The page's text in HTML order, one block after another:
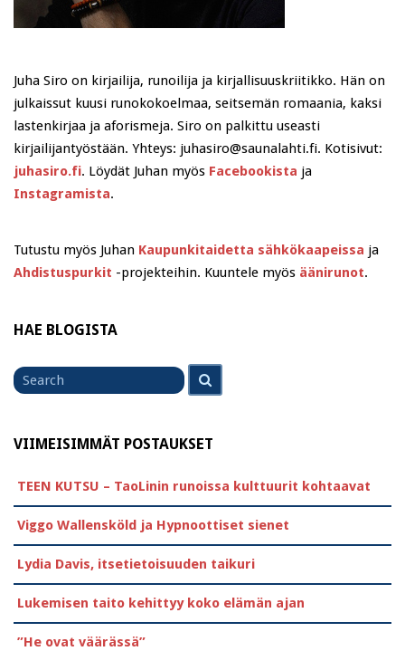
Juha Siro on kirjailija, runoilija ja kirjallisuuskriitikko. Hän on
julkaissut kuusi runokokoelmaa, seitsemän romaania, kaksi
lastenkirjaa ja aforismeja. Siro on palkittu useasti
kirjailijantyöstään. Yhteys: juhasiro@saunalahti.fi. Kotisivut:
juhasiro.fi. Löydät Juhan myös Facebookista ja
Instagramista.
Tutustu myös Juhan Kaupunkitaidetta sähkökaapeissa ja
Ahdistuspurkit -projekteihin. Kuuntele myös äänirunot.
HAE BLOGISTA
Search
for
VIIMEISIMMÄT POSTAUKSET
TEEN KUTSU – TaoLinin runoissa kulttuurit kohtaavat
Viggo Wallensköld ja Hypnoottiset sienet
Lydia Davis, itsetietoisuuden taikuri
Lukemisen taito kehittyy koko elämän ajan
”He ovat väärässä”